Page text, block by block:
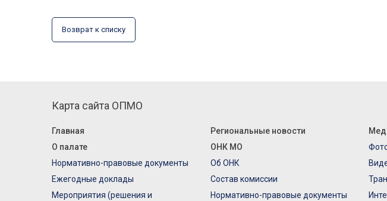
Возврат к списку
Карта сайта ОПМО
Главная
О палате
Нормативно-правовые документы
Ежегодные доклады
Мероприятия (решения и
Региональные новости
ОНК МО
Об ОНК
Состав комиссии
Нормативно-правовые документы